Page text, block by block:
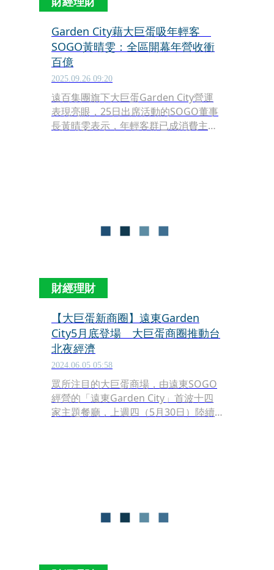
Garden City藉大巨蛋吸年輕客
SOGO黃晴雯：全區開幕年營收衝
百億
2025.09.26 09:20
遠百集團旗下大巨蛋Garden City營運
表現亮眼，25日出席活動的SOGO董事
長黃晴雯表示，年輕客群已成消費主
財經理財
【大巨蛋新商圈】遠東Garden
City5月底登場 大巨蛋商圈推動台
北夜經濟
2024.06.05 05:58
眾所注目的大巨蛋商場，由遠東SOGO
經營的「遠東Garden City」首波十四
家主題餐廳，上週四（5月30日）陸續